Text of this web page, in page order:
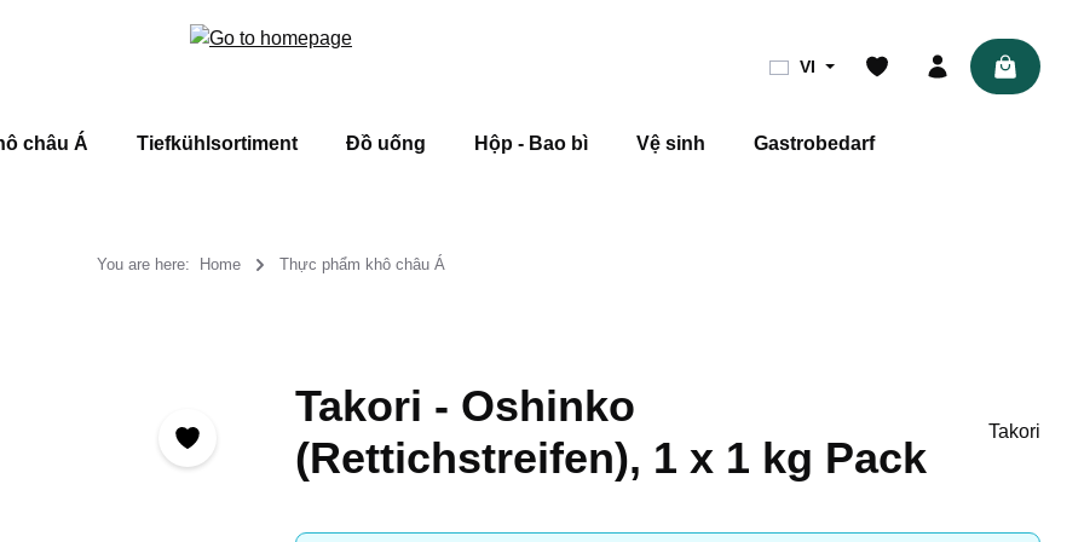
VI
châu Á Tiefkühlsortiment Đồ uống Hộp - Bao bì Vệ sinh Gastrobedarf
You are here: Home Thực phẩm khô châu Á
Takori - Oshinko
(Rettichstreifen), 1 x 1 kg Pack
Takori